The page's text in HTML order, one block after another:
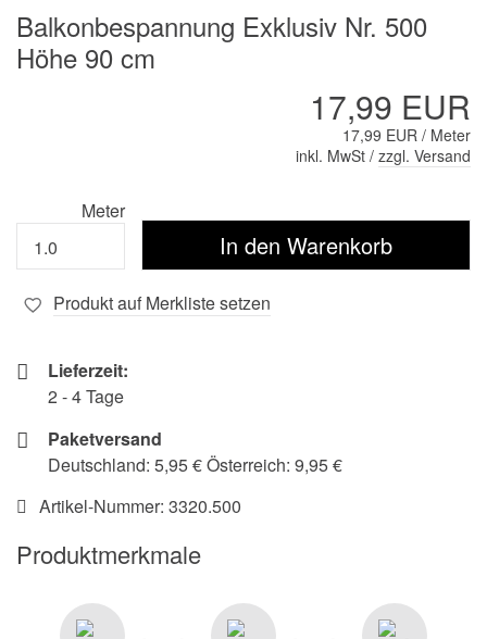
Balkonbespannung Exklusiv Nr. 500
Höhe 90 cm
17,99 EUR
17,99 EUR / Meter
inkl. MwSt / zzgl. Versand
Meter
Produkt auf Merkliste setzen
Lieferzeit:
2 - 4 Tage
Paketversand
Deutschland: 5,95 € Österreich: 9,95 €
Artikel-Nummer: 3320.500
Produktmerkmale